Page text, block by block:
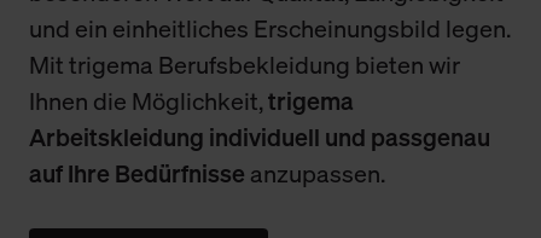
und ein einheitliches Erscheinungsbild legen.
Mit trigema Berufsbekleidung bieten wir
Ihnen die Möglichkeit,trigema
Arbeitskleidung individuell und passgenau
auf Ihre Bedürfnisse anzupassen.